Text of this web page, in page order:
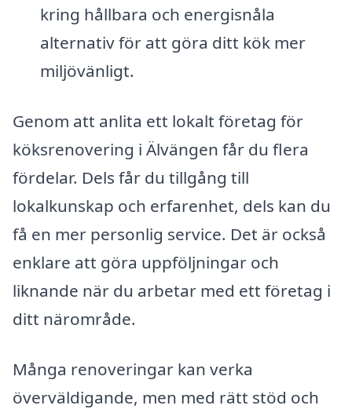
kring hållbara och energisnåla
alternativ för att göra ditt kök mer
miljövänligt.
Genom att anlita ett lokalt företag för
köksrenovering i Älvängen får du flera
fördelar. Dels får du tillgång till
lokalkunskap och erfarenhet, dels kan du
få en mer personlig service. Det är också
enklare att göra uppföljningar och
liknande när du arbetar med ett företag i
ditt närområde.
Många renoveringar kan verka
överväldigande, men med rätt stöd och